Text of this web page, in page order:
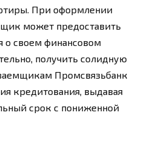
При оформлении
может предоставить
о своем финансовом
получить солидную
Промсвязьбанк
кредитования, выдавая
срок с пониженной